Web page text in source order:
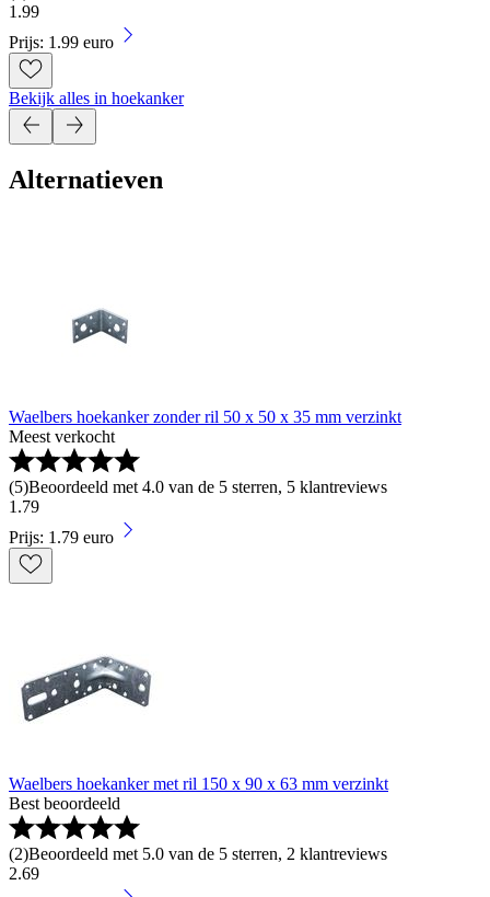
1 .99
Prijs: 1.99 euro
Bekijk alles in hoekanker
Alternatieven
Waelbers hoekanker zonder ril 50 x 50 x 35 mm verzinkt
Meest verkocht
(5)Beoordeeld met 4.0 van de 5 sterren, 5 klantreviews
1 .79
Prijs: 1.79 euro
Waelbers hoekanker met ril 150 x 90 x 63 mm verzinkt
Best beoordeeld
(2)Beoordeeld met 5.0 van de 5 sterren, 2 klantreviews
2.69